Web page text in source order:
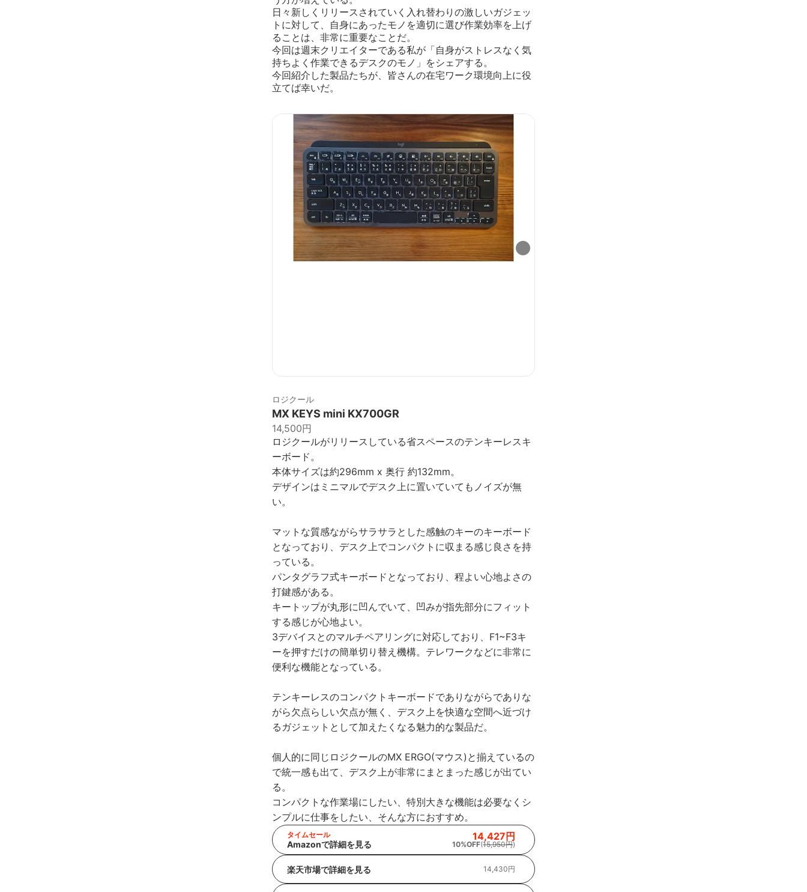
日々新しくリリースされていく入れ替わりの激しいガジェッ
トに対して、自身にあったモノを適切に選び作業効率を上げ
ることは、非常に重要なことだ。
今回は週末クリエイターである私が「自身がストレスなく気
持ちよく作業できるデスクのモノ」をシェアする。
今回紹介した製品たちが、皆さんの在宅ワーク環境向上に役
立てば幸いだ。
ロジクール
MX KEYS mini KX700GR
14,500円
ロジクールがリリースしている省スペースのテンキーレスキ
ーボード。
本体サイズは約296mm x 奥行 約132mm。
デザインはミニマルでデスク上に置いていてもノイズが無
い。
マットな質感ながらサラサラとした感触のキーのキーボード
となっており、デスク上でコンパクトに収まる感じ良さを持
っている。
パンタグラフ式キーボードとなっており、程よい心地よさの
打鍵感がある。
キートップが丸形に凹んでいて、凹みが指先部分にフィット
する感じが心地よい。
3デバイスとのマルチペアリングに対応しており、F1~F3キ
ーを押すだけの簡単切り替え機構。テレワークなどに非常に
便利な機能となっている。
テンキーレスのコンパクトキーボードでありながらでありな
がら欠点らしい欠点が無く、デスク上を快適な空間へ近づけ
るガジェットとして加えたくなる魅力的な製品だ。
個人的に同じロジクールのMX ERGO(マウス)と揃えているの
で統一感も出て、デスク上が非常にまとまった感じが出てい
る。
コンパクトな作業場にしたい、特別大きな機能は必要なくシ
ンプルに仕事をしたい、そんな方におすすめ。
タイムセール
Amazonで詳細を見る
14,427円
10%OFF(15,950円)
楽天市場で詳細を見る 14,430円